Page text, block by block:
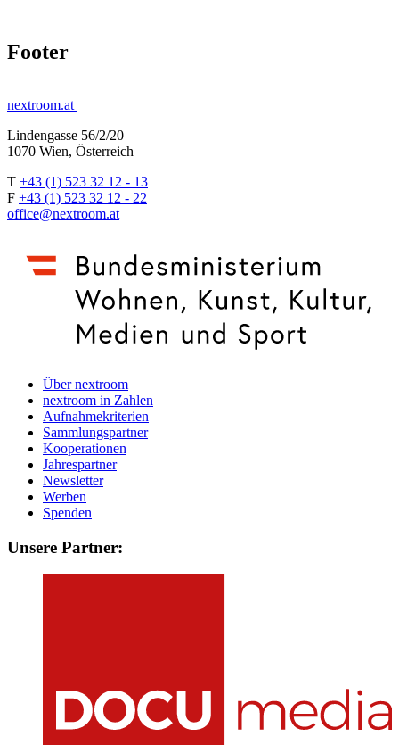
Footer
nextroom.at
Lindengasse 56/2/20
1070 Wien, Österreich
T +43 (1) 523 32 12 - 13
F +43 (1) 523 32 12 - 22
office@nextroom.at
Über nextroom
nextroom in Zahlen
Aufnahmekriterien
Sammlungspartner
Kooperationen
Jahrespartner
Newsletter
Werben
Spenden
Unsere Partner: